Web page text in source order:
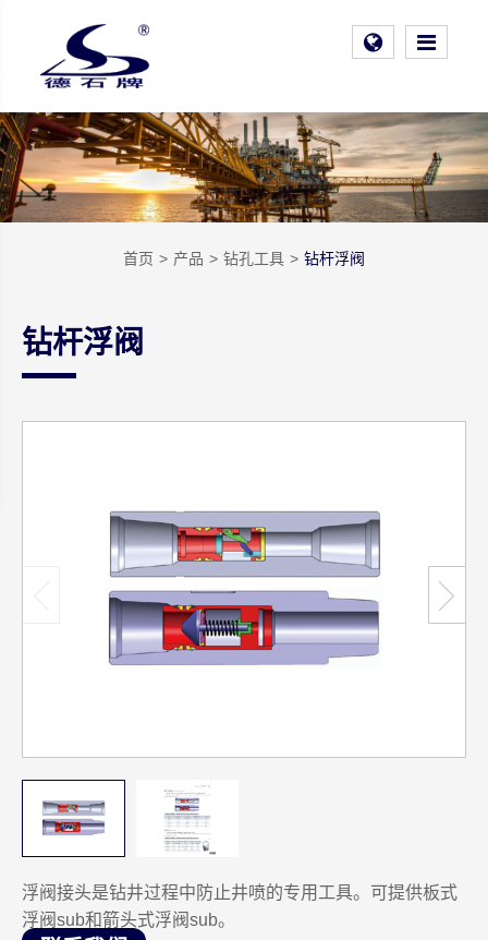
首页 产品 钻孔工具 钻杆浮阀
钻杆浮阀
浮阀接头是钻井过程中防止井喷的专用工具。可提供板式
浮阀sub和箭头式浮阀sub。